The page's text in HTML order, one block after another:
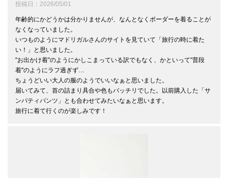
投稿日 2026/05/01
年齢的にかどうかは分かりませんが、なんとなくボーダーを着ることが
なくなっていました。
いつものようにマドリガルさんのサイトを見ていて「旅行の時に着た
い！」と思いました。
"お出かけ着"のようにかしこまっている訳でもなく、かといって"普段
着"のようにラフ過ぎず…
ちょうどいい大人の服のようでいいなぁと思いました。
届いてみて、首の詰まり具合や色もバッチリでした。以前購入した「サ
ンパティパンツ」とも合わせてみたいなぁと思います。
旅行に着て行くのが楽しみです！